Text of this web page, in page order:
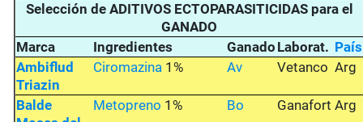
Selección de ADITIVOS ECTOPARASITICIDAS para el
GANADO
Marca
Ingredientes Ganado Laborat. País
Ambiflud
Triazin
Ciromazina 1% Av Vetanco Arg
Balde
Metopreno 1% Bo Ganafort Arg